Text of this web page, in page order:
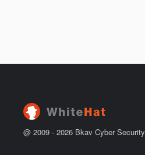
@ 2009 - 2026 Bkav Cyber Security